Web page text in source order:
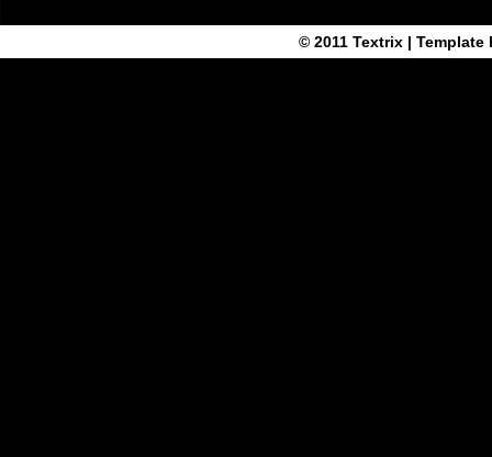
© 2011 Textrix| Template